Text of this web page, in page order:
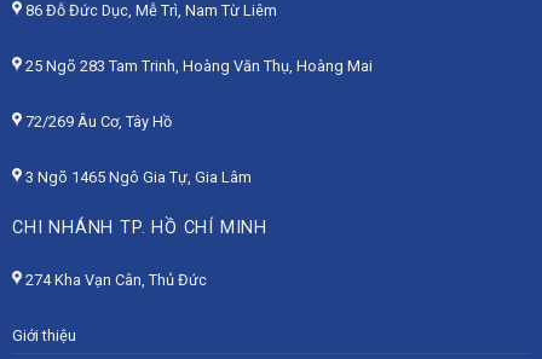
86 Đỗ Đức Dục, Mễ Trì, Nam Từ Liêm
25 Ngõ 283 Tam Trinh, Hoàng Văn Thụ, Hoàng Mai
72/269 Âu Cơ, Tây Hồ
3 Ngõ 1465 Ngô Gia Tự, Gia Lâm
CHI NHÁNH TP. HỒ CHÍ MINH
274 Kha Vạn Cân, Thủ Đức
Giới thiệu